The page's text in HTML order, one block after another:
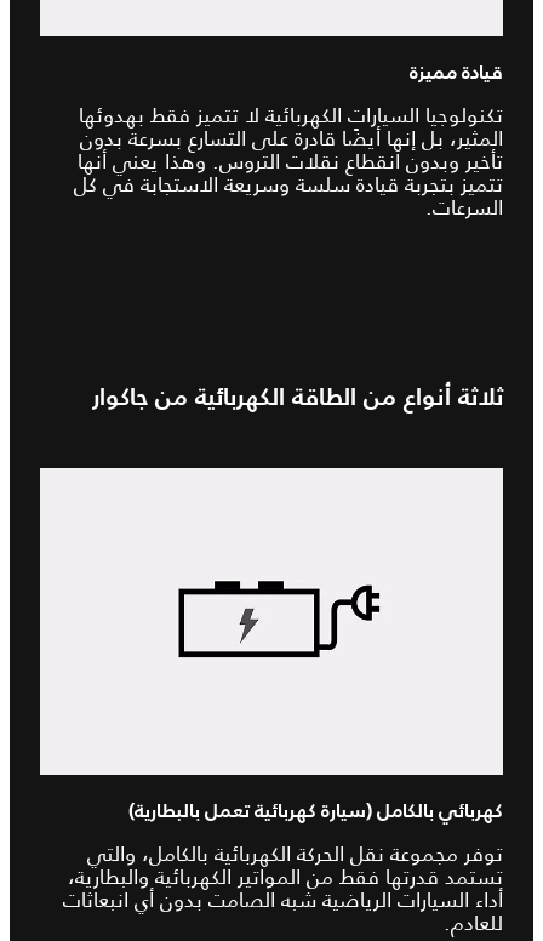
قيادة مميزة
تكنولوجيا السيارات الكهربائية لا تتميز فقط بهدوئها
المثير، بل إنها أيضًا قادرة على التسارع بسرعة بدون
تأخير وبدون انقطاع نقلات التروس. وهذا يعني أنها
تتميز بتجربة قيادة سلسة وسريعة الاستجابة في كل
السرعات.
ثلاثة أنواع من الطاقة الكهربائية من جاكوار
كهربائي بالكامل (سيارة كهربائية تعمل بالبطارية)
توفر مجموعة نقل الحركة الكهربائية بالكامل، والتي
تستمد قدرتها فقط من المواتير الكهربائية والبطارية،
أداء السيارات الرياضية شبه الصامت بدون أي انبعاثات
للعادم.